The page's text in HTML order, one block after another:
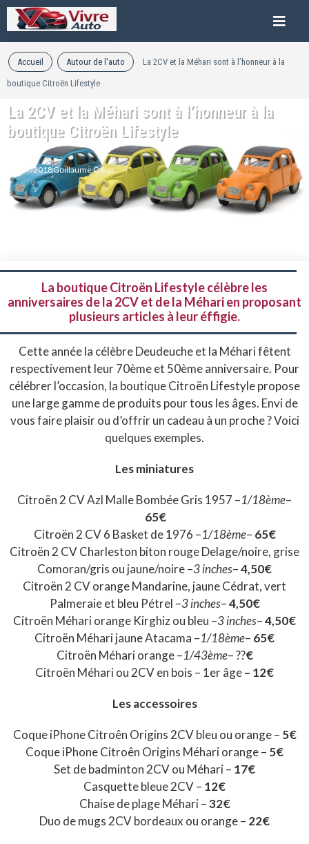
Accueil Autour de l'auto La 2CV et la Méhari sont à l’honneur à la
boutique Citroën Lifestyle
La 2CV et la Méhari sont à l’honneur à la
boutique Citroën Lifestyle
13/07/2018Guillaume Ollier
La boutique Citroën Lifestyle célèbre les
anniversaires de la 2CV et de la Méhari en proposant
plusieurs articles à leur éffigie.
Cette année la célèbre Deudeuche et la Méhari fêtent
respectivement leur 70ème et 50ème anniversaire. Pour
célébrer l’occasion, la boutique Citroën Lifestyle propose
une large gamme de produits pour tous les âges. Envi de
vous faire plaisir ou d’offrir un cadeau à un proche ? Voici
quelques exemples.
Les miniatures
Citroën 2 CV Azl Malle Bombée Gris 1957 –1/18ème–
65€
Citroën 2 CV 6 Basket de 1976 –1/18ème– 65€
Citroën 2 CV Charleston biton rouge Delage/noire, grise
Comoran/gris ou jaune/noire –3 inches–4,50€
Citroën 2 CV orange Mandarine, jaune Cédrat, vert
Palmeraie et bleu Pétrel –3 inches–4,50€
Citroën Méhari orange Kirghiz ou bleu –3 inches–4,50€
Citroën Méhari jaune Atacama –1/18ème– 65€
Citroën Méhari orange –1/43ème– ??€
Citroën Méhari ou 2CV en bois – 1er âge– 12€
Les accessoires
Coque iPhone Citroên Origins 2CV bleu ou orange – 5€
Coque iPhone Citroên Origins Méhari orange – 5€
Set de badminton 2CV ou Méhari – 17€
Casquette bleue 2CV – 12€
Chaise de plage Méhari –32€
Duo de mugs 2CV bordeaux ou orange – 22€